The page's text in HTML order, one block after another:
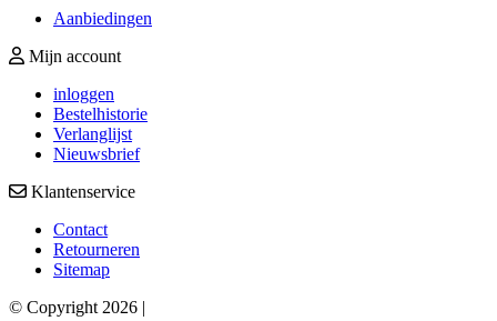
Aanbiedingen
Mijn account
inloggen
Bestelhistorie
Verlanglijst
Nieuwsbrief
Klantenservice
Contact
Retourneren
Sitemap
© Copyright 2026 |